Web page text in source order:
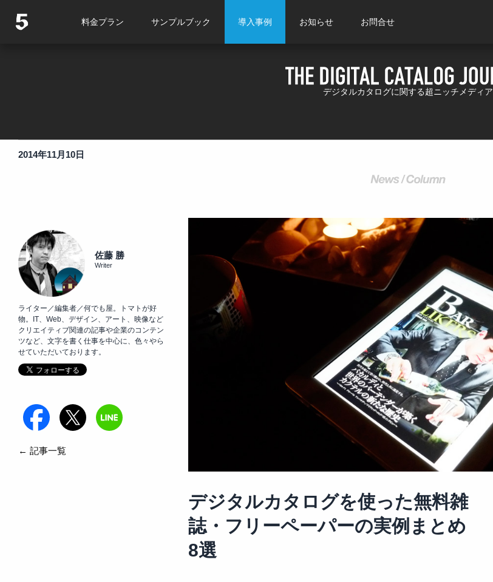
料金プラン サンプルブック 導入事例 お知らせ お問合せ
デジタルカタログに関する超ニッチメディア
2014年11月10日
デジタルカタログを使った無料雑
誌・フリーペーパーの実例まとめ
8選
佐藤 勝
Writer
ライター／編集者／何でも屋。トマトが好
物。IT、Web、デザイン、アート、映像など
クリエイティブ関連の記事や企業のコンテン
ツなど、文字を書く仕事を中心に、色々やら
せていただいております。
← 記事一覧